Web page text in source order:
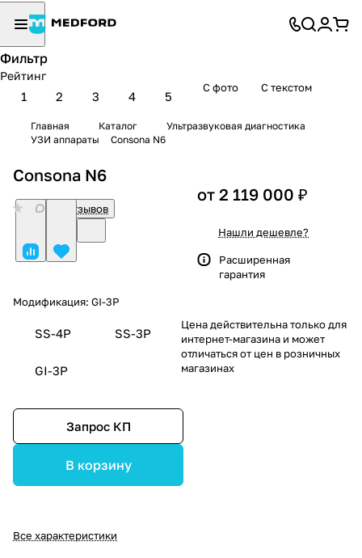
Фильтр
Рейтинг
1 2 3 4 5
С фото С текстом
Главная Каталог
Ультразвуковая диагностика
УЗИ аппараты
Consona N6
Consona N6
Нет отзывов
Модификация: GI-3P
SS-4P SS-3P
GI-3P
Запрос КП
В корзину
Все характеристики
от 2 119 000 ₽
Нашли дешевле?
Расширенная
гарантия
Цена действительна только для
интернет-магазина и может
отличаться от цен в розничных
магазинах